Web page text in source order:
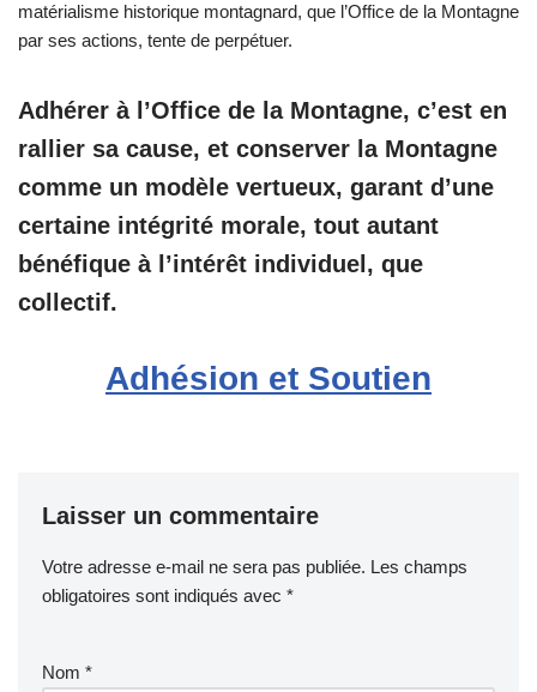
matérialisme historique montagnard, que l’Office de la Montagne
par ses actions, tente de perpétuer.
Adhérer à l’Office de la Montagne, c’est en
rallier sa cause, et conserver la Montagne
comme un modèle vertueux, garant d’une
certaine intégrité morale, tout autant
bénéfique à l’intérêt individuel, que
collectif.
Adhésion et Soutien
Laisser un commentaire
Votre adresse e-mail ne sera pas publiée. Les champs
obligatoires sont indiqués avec *
Nom *